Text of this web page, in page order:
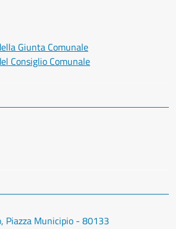
Giunta Comunale
Consiglio Comunale
Piazza Municipio - 80133